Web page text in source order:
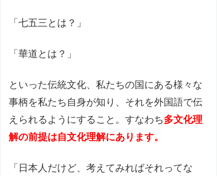
「七五三とは？」
「華道とは？」
といった伝統文化、私たちの国にある様々な
事柄を私たち自身が知り、それを外国語で伝
えられるようにすること。すなわち多文化理
解の前提は自文化理解にあります。
「日本人だけど、考えてみればそれってな